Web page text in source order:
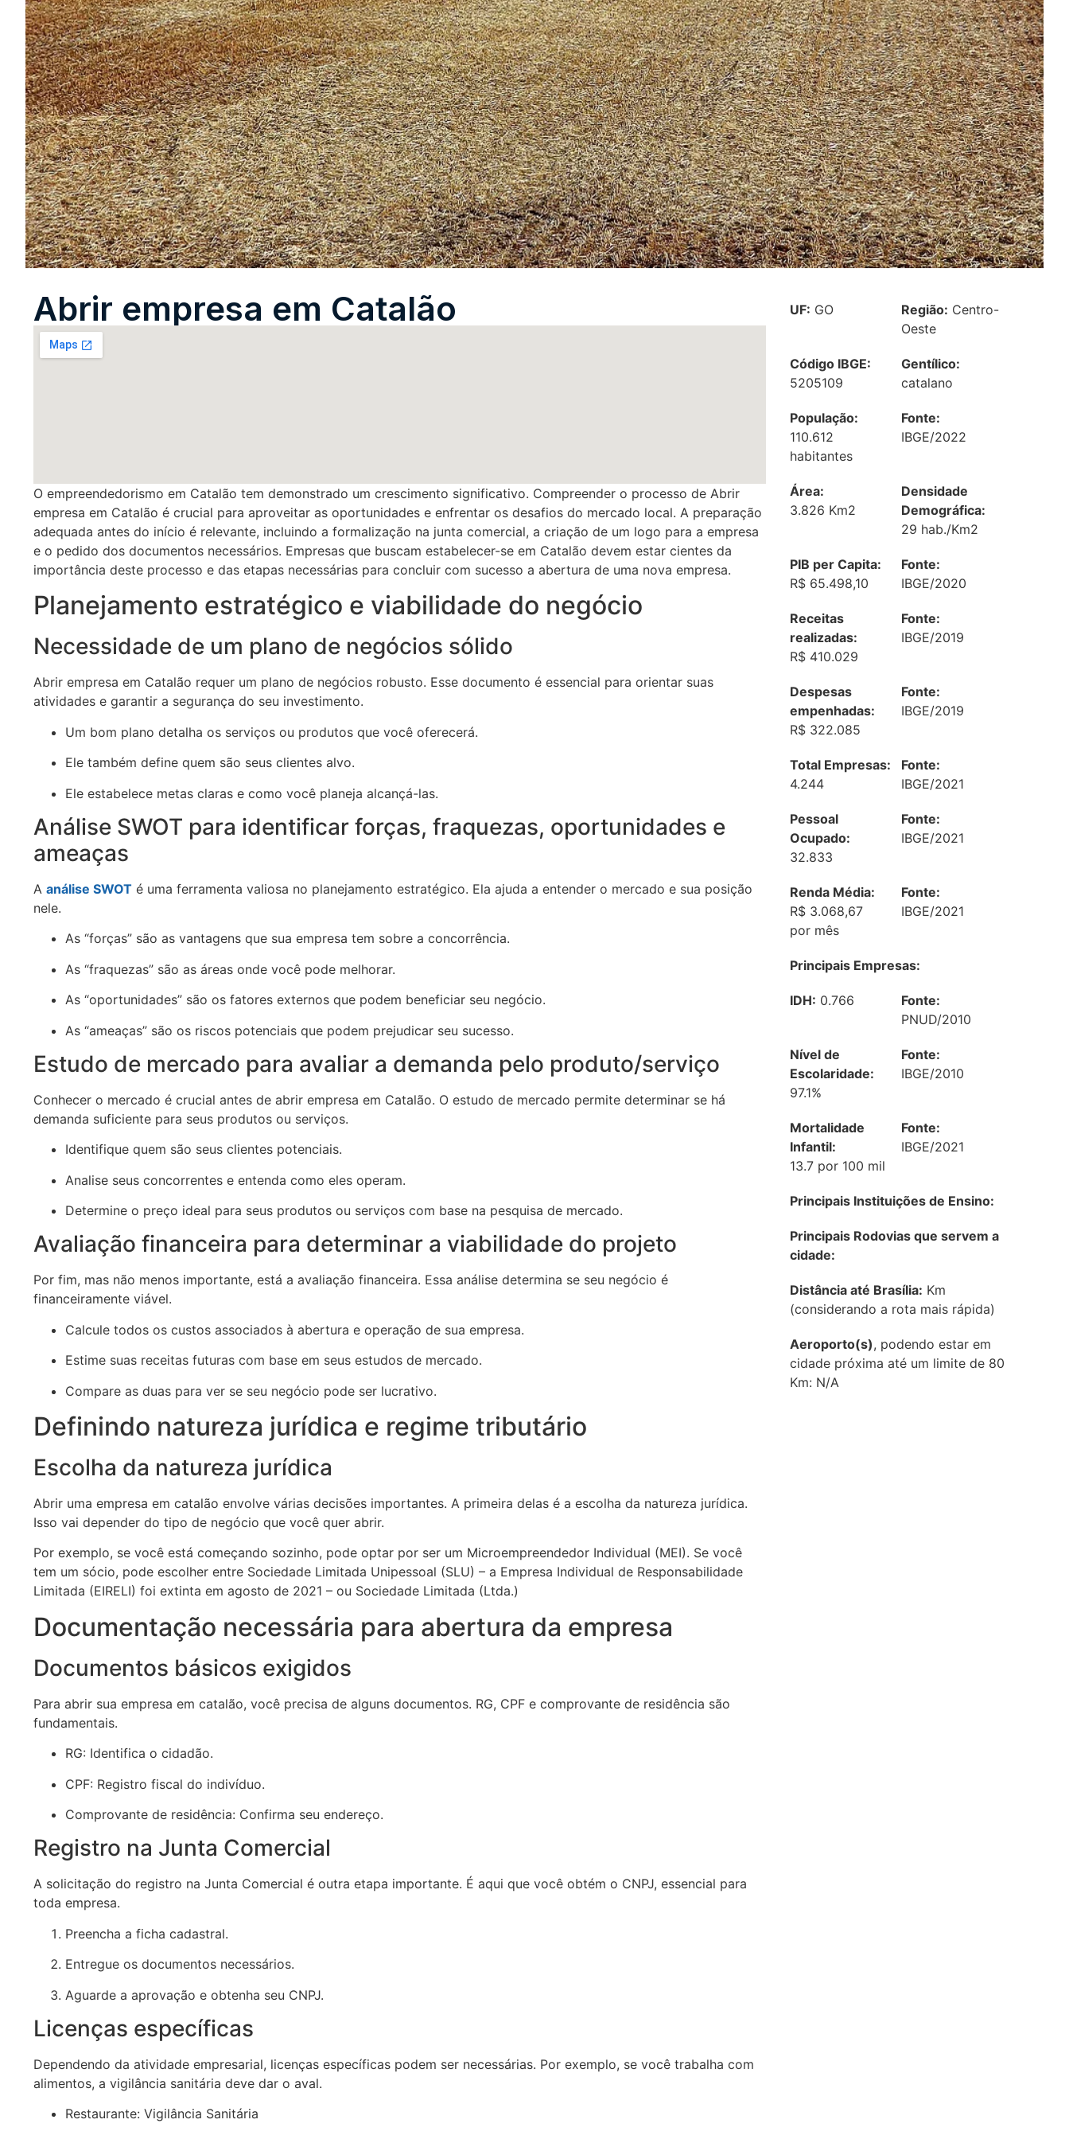
Abrir empresa em Catalão
O empreendedorismo em Catalão tem demonstrado um crescimento significativo. Compreender o processo de Abrir
empresa em Catalão é crucial para aproveitar as oportunidades e enfrentar os desafios do mercado local. A preparação
adequada antes do início é relevante, incluindo a formalização na junta comercial, a criação de um logo para a empresa
e o pedido dos documentos necessários. Empresas que buscam estabelecer-se em Catalão devem estar cientes da
importância deste processo e das etapas necessárias para concluir com sucesso a abertura de uma nova empresa.
Planejamento estratégico e viabilidade do negócio
Necessidade de um plano de negócios sólido
Abrir empresa em Catalão requer um plano de negócios robusto. Esse documento é essencial para orientar suas
atividades e garantir a segurança do seu investimento.
Um bom plano detalha os serviços ou produtos que você oferecerá.
Ele também define quem são seus clientes alvo.
Ele estabelece metas claras e como você planeja alcançá-las.
Análise SWOT para identificar forças, fraquezas, oportunidades e
ameaças
A análise SWOT é uma ferramenta valiosa no planejamento estratégico. Ela ajuda a entender o mercado e sua posição
nele.
As “forças” são as vantagens que sua empresa tem sobre a concorrência.
As “fraquezas” são as áreas onde você pode melhorar.
As “oportunidades” são os fatores externos que podem beneficiar seu negócio.
As “ameaças” são os riscos potenciais que podem prejudicar seu sucesso.
Estudo de mercado para avaliar a demanda pelo produto/serviço
Conhecer o mercado é crucial antes de abrir empresa em Catalão. O estudo de mercado permite determinar se há
demanda suficiente para seus produtos ou serviços.
Identifique quem são seus clientes potenciais.
Analise seus concorrentes e entenda como eles operam.
Determine o preço ideal para seus produtos ou serviços com base na pesquisa de mercado.
Avaliação financeira para determinar a viabilidade do projeto
Por fim, mas não menos importante, está a avaliação financeira. Essa análise determina se seu negócio é
financeiramente viável.
Calcule todos os custos associados à abertura e operação de sua empresa.
Estime suas receitas futuras com base em seus estudos de mercado.
Compare as duas para ver se seu negócio pode ser lucrativo.
Definindo natureza jurídica e regime tributário
Escolha da natureza jurídica
Abrir uma empresa em catalão envolve várias decisões importantes. A primeira delas é a escolha da natureza jurídica.
Isso vai depender do tipo de negócio que você quer abrir.
Por exemplo, se você está começando sozinho, pode optar por ser um Microempreendedor Individual (MEI). Se você
tem um sócio, pode escolher entre Sociedade Limitada Unipessoal (SLU) – a Empresa Individual de Responsabilidade
Limitada (EIRELI) foi extinta em agosto de 2021 – ou Sociedade Limitada (Ltda.)
Documentação necessária para abertura da empresa
Documentos básicos exigidos
Para abrir sua empresa em catalão, você precisa de alguns documentos. RG, CPF e comprovante de residência são
fundamentais.
RG: Identifica o cidadão.
CPF: Registro fiscal do indivíduo.
Comprovante de residência: Confirma seu endereço.
Registro na Junta Comercial
A solicitação do registro na Junta Comercial é outra etapa importante. É aqui que você obtém o CNPJ, essencial para
toda empresa.
Preencha a ficha cadastral.
Entregue os documentos necessários.
Aguarde a aprovação e obtenha seu CNPJ.
Licenças específicas
Dependendo da atividade empresarial, licenças específicas podem ser necessárias. Por exemplo, se você trabalha com
alimentos, a vigilância sanitária deve dar o aval.
Restaurante: Vigilância Sanitária
UF: GO Região: Centro-
Oeste
Código IBGE:
5205109
Gentílico:
catalano
População:
110.612
habitantes
Fonte:
IBGE/2022
Área:
3.826 Km2
Densidade
Demográfica:
29 hab./Km2
PIB per Capita:
R$ 65.498,10
Fonte:
IBGE/2020
Receitas
realizadas:
R$ 410.029
Fonte:
IBGE/2019
Despesas
empenhadas:
R$ 322.085
Fonte:
IBGE/2019
Total Empresas:
4.244
Fonte:
IBGE/2021
Pessoal
Ocupado:
32.833
Fonte:
IBGE/2021
Renda Média:
R$ 3.068,67
por mês
Fonte:
IBGE/2021
Principais Empresas:
IDH: 0.766
Fonte:
PNUD/2010
Nível de
Escolaridade:
97.1%
Fonte:
IBGE/2010
Mortalidade
Infantil:
13.7 por 100 mil
Fonte:
IBGE/2021
Principais Instituições de Ensino:
Principais Rodovias que servem a
cidade:
Distância até Brasília: Km
(considerando a rota mais rápida)
Aeroporto(s), podendo estar em
cidade próxima até um limite de 80
Km: N/A